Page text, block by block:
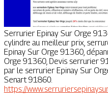
Serrurier Epinay Sur Orge
cylindre au meilleur prix,
Epinay Sur Orge 91360,
Orge 91360, Devis serrurier
par le serrurier Epinay Sur
Senart 91860.
https://